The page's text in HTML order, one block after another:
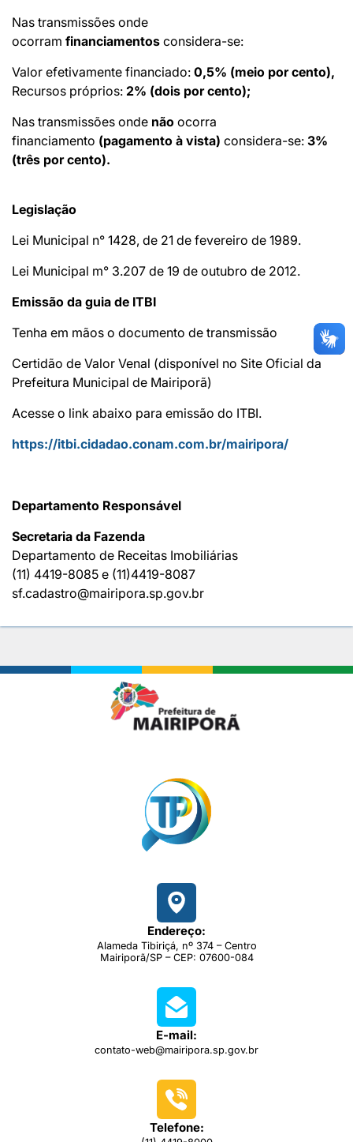
Nas transmissões onde
ocorram financiamentos considera-se:
Valor efetivamente financiado: 0,5% (meio por cento),
Recursos próprios: 2% (dois por cento);
Nas transmissões onde não ocorra
financiamento (pagamento à vista) considera-se: 3%
(três por cento).
Legislação
Lei Municipal n° 1428, de 21 de fevereiro de 1989.
Lei Municipal m° 3.207 de 19 de outubro de 2012.
Emissão da guia de ITBI
Tenha em mãos o documento de transmissão
Certidão de Valor Venal (disponível no Site Oficial da
Prefeitura Municipal de Mairiporã)
Acesse o link abaixo para emissão do ITBI.
https://itbi.cidadao.conam.com.br/mairipora/
Departamento Responsável
Secretaria da Fazenda
Departamento de Receitas Imobiliárias
(11) 4419-8085 e (11)4419-8087
sf.cadastro@mairipora.sp.gov.br
Endereço:
Alameda Tibiriçá, nº 374 – Centro
Mairiporã/SP – CEP: 07600-084
E-mail:
contato-web@mairipora.sp.gov.br
Telefone: